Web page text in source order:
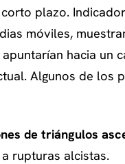
plazo.
móviles,
hacia un
Algunos de los
de triángulos
rupturas alcistas.